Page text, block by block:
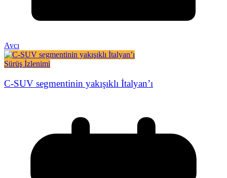
Avcı
Sürüş İzlenimi
C-SUV segmentinin yakışıklı İtalyan’ı